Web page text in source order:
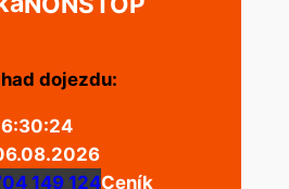
dojezdu:
149 124Ceník